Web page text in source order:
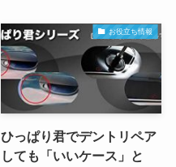
お役立ち情報
ひっぱり君でデントリペア
しても「いいケース」と